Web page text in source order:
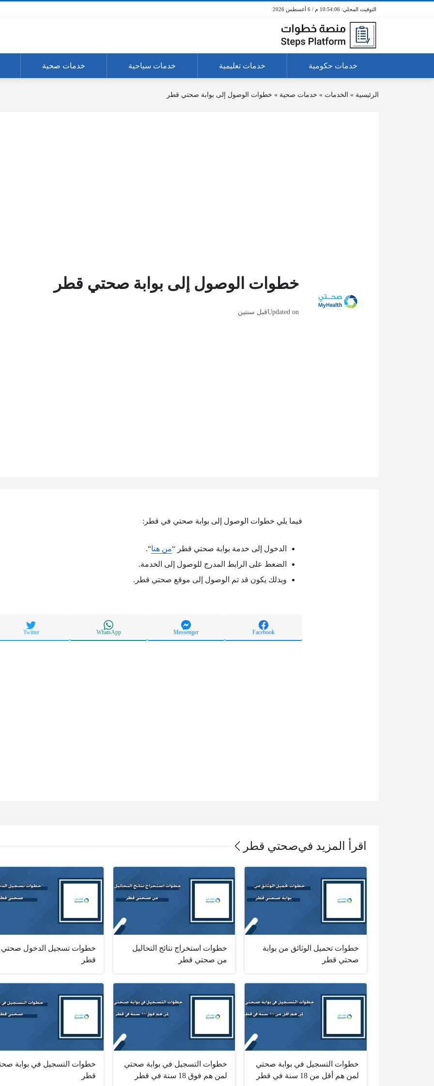
10:54:06 م / 6 أغسطس 2026
خدمات حكومية خدمات تعليمية خدمات سياحية خدمات صحية
الرئيسية » الخدمات » خدمات صحية » خطوات الوصول إلى بوابة صحتي قطر
خطوات الوصول إلى بوابة صحتي قطر
Updated onقبل سنتين
فيما يلي خطوات الوصول إلى بوابة صحتي في قطر:
الدخول إلى خدمة بوابة صحتي قطر “من هنا“.
الضغط على الرابط المدرج للوصول إلى الخدمة.
وبذلك يكون قد تم الوصول إلى موقع صحتي قطر.
Facebook
Messenger
WhatsApp
Twitter
اقرأ المزيد فيصحتي قطر
خطوات تحميل الوثائق من بوابة
صحتي قطر
خطوات استخراج نتائج التحاليل
من صحتي قطر
خطوات تسجيل الدخول صحتي
قطر
خطوات التسجيل في بوابة صحتي
لمن هم أقل من 18 سنة في قطر
خطوات التسجيل في بوابة صحتي
لمن هم فوق 18 سنة في قطر
خطوات التسجيل في بوابة
قطر